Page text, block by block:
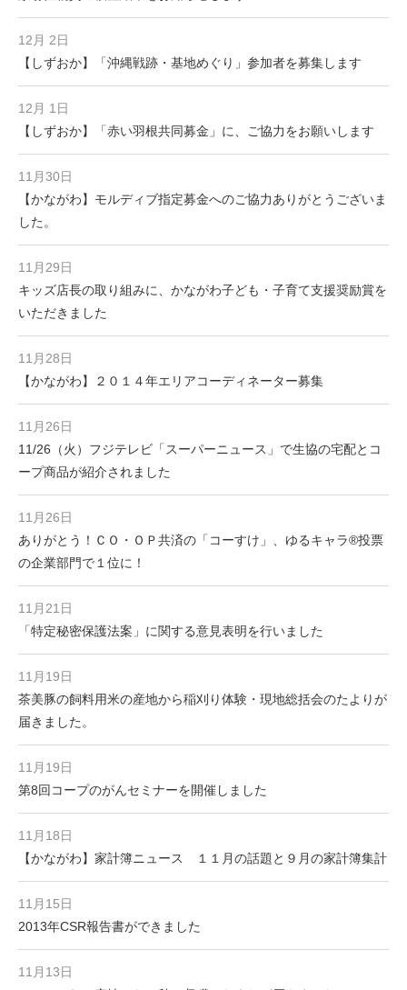
12月 2日
【しずおか】「沖縄戦跡・基地めぐり」参加者を募集します
12月 1日
【しずおか】「赤い羽根共同募金」に、ご協力をお願いします
11月30日
【かながわ】モルディブ指定募金へのご協力ありがとうございま
した。
11月29日
キッズ店長の取り組みに、かながわ子ども・子育て支援奨励賞を
いただきました
11月28日
【かながわ】２０１４年エリアコーディネーター募集
11月26日
11/26（火）フジテレビ「スーパーニュース」で生協の宅配とコ
ープ商品が紹介されました
11月26日
ありがとう！ＣＯ・ＯＰ共済の「コーすけ」、ゆるキャラ®投票
の企業部門で１位に！
11月21日
「特定秘密保護法案」に関する意見表明を行いました
11月19日
茶美豚の飼料用米の産地から稲刈り体験・現地総括会のたよりが
届きました。
11月19日
第8回コープのがんセミナーを開催しました
11月18日
【かながわ】家計簿ニュース １１月の話題と９月の家計簿集計
11月15日
2013年CSR報告書ができました
11月13日